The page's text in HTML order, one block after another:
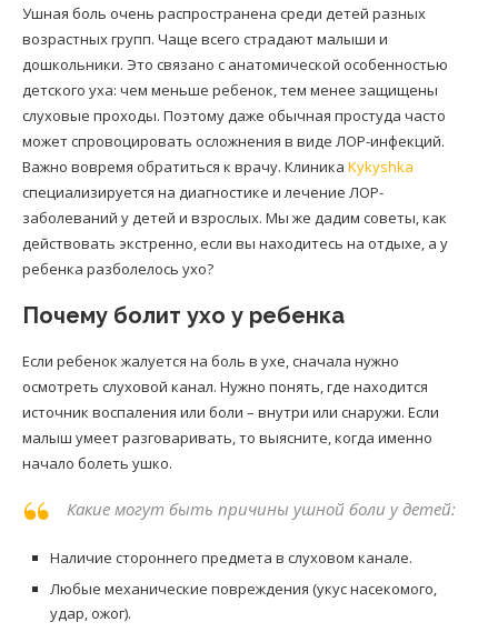
Ушная боль очень распространена среди детей разных
возрастных групп. Чаще всего страдают малыши и
дошкольники. Это связано с анатомической особенностью
детского уха: чем меньше ребенок, тем менее защищены
слуховые проходы. Поэтому даже обычная простуда часто
может спровоцировать осложнения в виде ЛОР-инфекций.
Важно вовремя обратиться к врачу. Клиника Kykyshka
специализируется на диагностике и лечение ЛОР-
заболеваний у детей и взрослых. Мы же дадим советы, как
действовать экстренно, если вы находитесь на отдыхе, а у
ребенка разболелось ухо?
Почему болит ухо у ребенка
Если ребенок жалуется на боль в ухе, сначала нужно
осмотреть слуховой канал. Нужно понять, где находится
источник воспаления или боли – внутри или снаружи. Если
малыш умеет разговаривать, то выясните, когда именно
начало болеть ушко.
Какие могут быть причины ушной боли у детей:
Наличие стороннего предмета в слуховом канале.
Любые механические повреждения (укус насекомого,
удар, ожог).